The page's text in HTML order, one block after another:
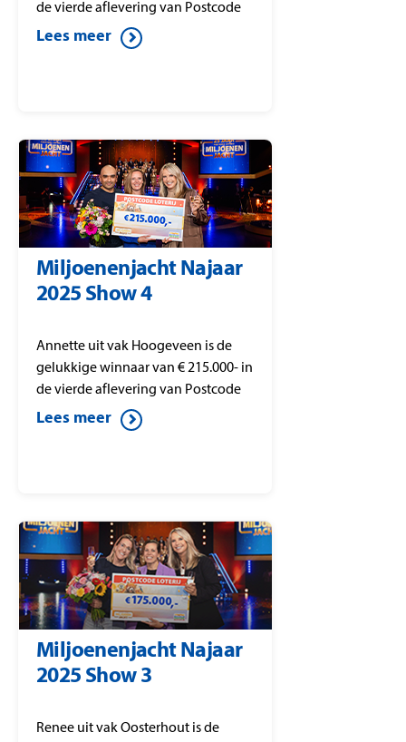
de vierde aflevering van Postcode
Loterij Miljoenenjacht.
Lees meer
Miljoenenjacht Najaar
2025 Show 4
Annette uit vak Hoogeveen is de
gelukkige winnaar van € 215.000- in
de vierde aflevering van Postcode
Loterij Miljoenenjacht.
Lees meer
Miljoenenjacht Najaar
2025 Show 3
Renee uit vak Oosterhout is de